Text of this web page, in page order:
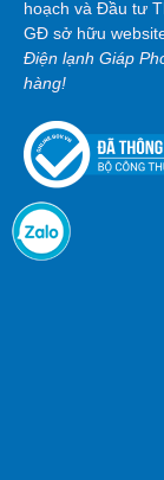
hoạch và Đầu tư
GĐ sở hữu
Điện lạnh Giáp
hàng!